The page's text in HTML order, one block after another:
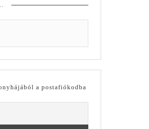
a postafiókodba